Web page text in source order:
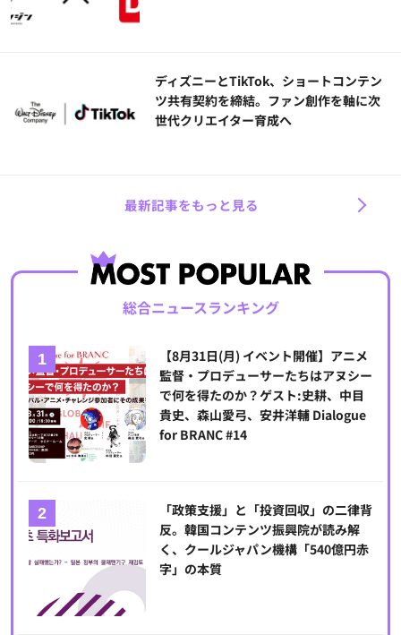
ディズニーとTikTok、ショートコンテン
ツ共有契約を締結。ファン創作を軸に次
世代クリエイター育成へ
最新記事をもっと見る
総合ニュースランキング
【8月31日(月) イベント開催】アニメ
監督・プロデューサーたちはアヌシー
で何を得たのか？ゲスト:史耕、中目
貴史、森山愛弓、安井洋輔 Dialogue
for BRANC #14
「政策支援」と「投資回収」の二律背
反。韓国コンテンツ振興院が読み解
く、クールジャパン機構「540億円赤
字」の本質